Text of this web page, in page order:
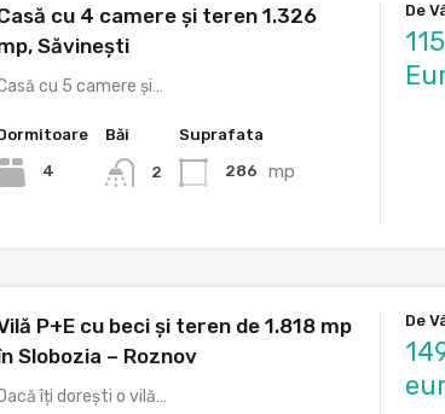
cu 4 camere și teren 1.326
Săvinești
cu 5 camere și…
4
Băi
2
Suprafata
286 mp
De
P+E cu beci și teren de 1.818 mp
Slobozia – Roznov
Dacă îți dorești o vilă…
De